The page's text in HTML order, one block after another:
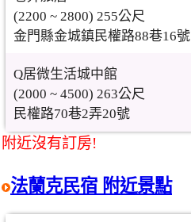
(2200 ~ 2800) 255公尺
金門縣金城鎮民權路88巷16號
Q居微生活城中館
(2000 ~ 4500) 263公尺
民權路70巷2弄20號
附近沒有訂房!
法蘭克民宿 附近景點